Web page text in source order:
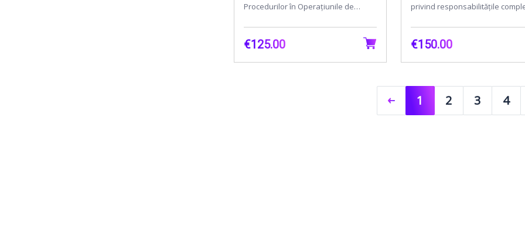
Procedurilor în Operațiunile de
ați venit la cursul compre...
€125.00
privind responsabilitățile
curs aprof...
€150.00
1 2 3 4